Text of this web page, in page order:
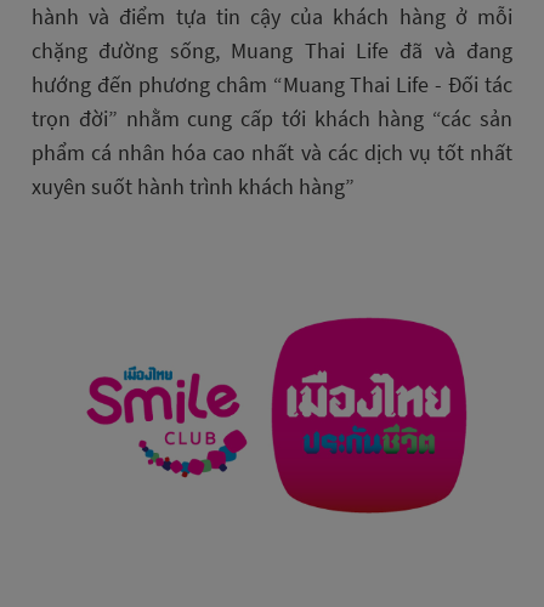
hành và điểm tựa tin cậy của khách hàng ở mỗi
chặng đường sống, Muang Thai Life đã và đang
hướng đến phương châm “Muang Thai Life - Đối tác
trọn đời” nhằm cung cấp tới khách hàng “các sản
phẩm cá nhân hóa cao nhất và các dịch vụ tốt nhất
xuyên suốt hành trình khách hàng”